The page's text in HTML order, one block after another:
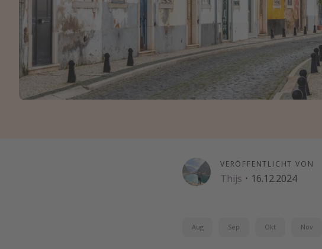
VERÖFFENTLICHT VON
Thijs · 16.12.2024
Aug Sep Okt Nov